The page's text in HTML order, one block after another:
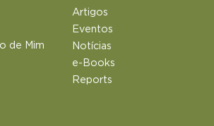
de Mim
Artigos
Eventos
Notícias
e-Books
Reports